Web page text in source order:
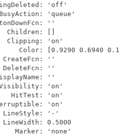
'off'
'queue'
''
Children: []
Clipping: 'on'
Color: [0.9290 0.6940
''
''
''
'on'
HitTest: 'on'
'on'
'-'
LineWidth: 0.5000
Marker: 'none'